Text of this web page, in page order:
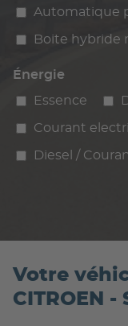
Automatique
Boite hybride
Énergie
Essence
Courant
Diesel /
Votre
CITROEN -